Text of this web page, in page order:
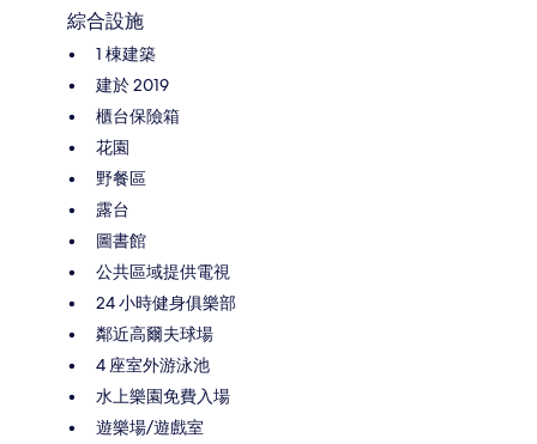
綜合設施
1 棟建築
建於 2019
櫃台保險箱
花園
野餐區
露台
圖書館
公共區域提供電視
24 小時健身俱樂部
鄰近高爾夫球場
4 座室外游泳池
水上樂園免費入場
遊樂場/遊戲室